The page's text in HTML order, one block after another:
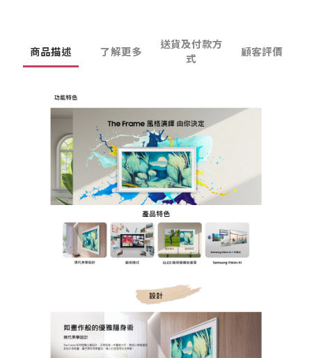
商品描述 了解更多
送貨及付款方
式
顧客評價